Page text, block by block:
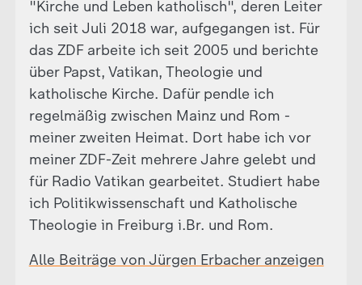
"Kirche und Leben katholisch", deren Leiter
ich seit Juli 2018 war, aufgegangen ist. Für
das ZDF arbeite ich seit 2005 und berichte
über Papst, Vatikan, Theologie und
katholische Kirche. Dafür pendle ich
regelmäßig zwischen Mainz und Rom -
meiner zweiten Heimat. Dort habe ich vor
meiner ZDF-Zeit mehrere Jahre gelebt und
für Radio Vatikan gearbeitet. Studiert habe
ich Politikwissenschaft und Katholische
Theologie in Freiburg i.Br. und Rom.
Alle Beiträge von Jürgen Erbacher anzeigen